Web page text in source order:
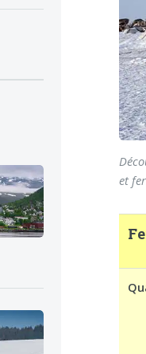
et